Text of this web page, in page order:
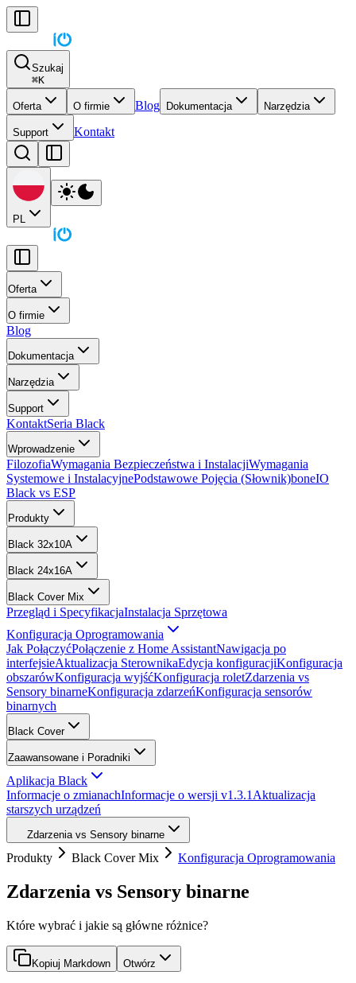
Szukaj
⌘K
Oferta O firmie Blog Dokumentacja Narzędzia
Support Kontakt
PL
Oferta
O firmie
Blog
Dokumentacja
Narzędzia
Support
KontaktSeria Black
Wprowadzenie
FilozofiaWymagania Bezpieczeństwa i InstalacjiWymagania
Systemowe i InstalacyjnePodstawowe Pojęcia (Słownik)boneIO
Black vs ESP
Produkty
Black 32x10A
Black 24x16A
Black Cover Mix
Przegląd i SpecyfikacjaInstalacja Sprzętowa
Konfiguracja Oprogramowania
Jak PołączyćPołączenie z Home AssistantNawigacja po
interfejsieAktualizacja SterownikaEdycja konfiguracjiKonfiguracja
obszarówKonfiguracja wyjśćKonfiguracja roletZdarzenia vs
Sensory binarneKonfiguracja zdarzeńKonfiguracja sensorów
binarnych
Black Cover
Zaawansowane i Poradniki
Aplikacja Black
Informacje o zmianachInformacje o wersji v1.3.1 Aktualizacja
starszych urządzeń
Zdarzenia vs Sensory binarne
Produkty Black Cover Mix Konfiguracja Oprogramowania
Zdarzenia vs Sensory binarne
Które wybrać i jakie są główne różnice?
Kopiuj Markdown Otwórz